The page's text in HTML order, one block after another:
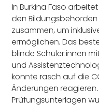
In Burkina Faso
den
zusammen, um
ermöglichen. Das
blinde Schüler:innen
und
konnte rasch auf die
Änderungen
Prüfungsunterlagen